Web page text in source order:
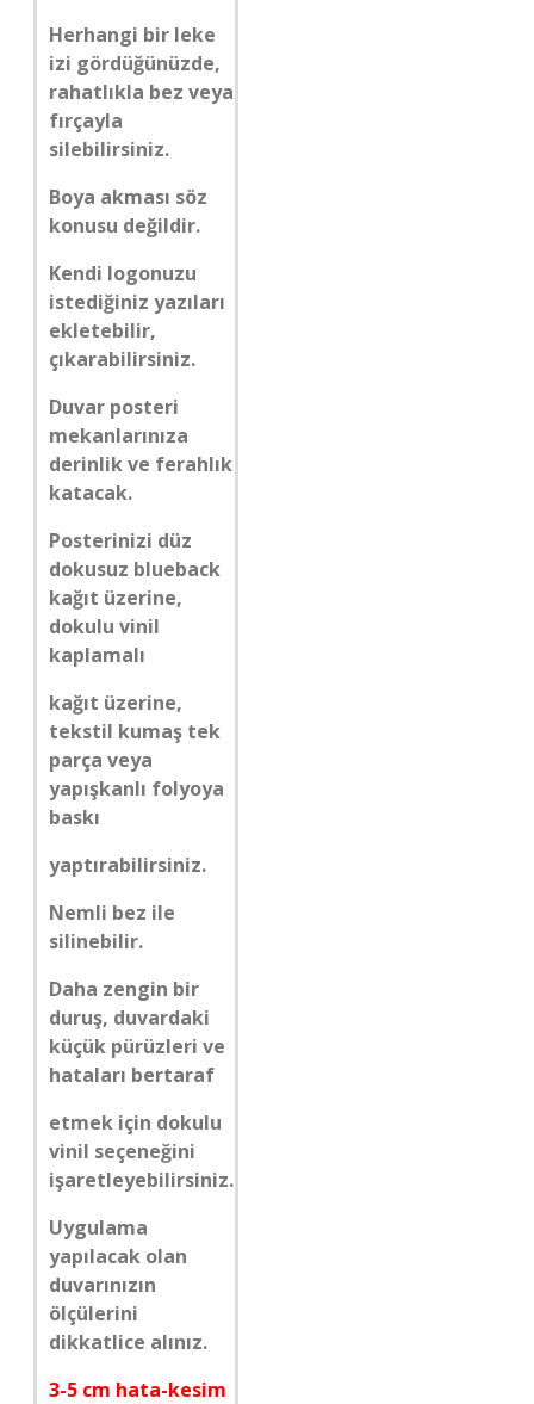
Herhangi bir leke
izi gördüğünüzde,
rahatlıkla bez veya
fırçayla
silebilirsiniz.
Boya akması söz
konusu değildir.
Kendi logonuzu
istediğiniz yazıları
ekletebilir,
çıkarabilirsiniz.
Duvar posteri
mekanlarınıza
derinlik ve ferahlık
katacak.
Posterinizi düz
dokusuz blueback
kağıt üzerine,
dokulu vinil
kaplamalı
kağıt üzerine,
tekstil kumaş tek
parça veya
yapışkanlı folyoya
baskı
yaptırabilirsiniz.
Nemli bez ile
silinebilir.
Daha zengin bir
duruş, duvardaki
küçük pürüzleri ve
hataları bertaraf
etmek için dokulu
vinil seçeneğini
işaretleyebilirsiniz.
Uygulama
yapılacak olan
duvarınızın
ölçülerini
dikkatlice alınız.
3-5 cm hata-kesim